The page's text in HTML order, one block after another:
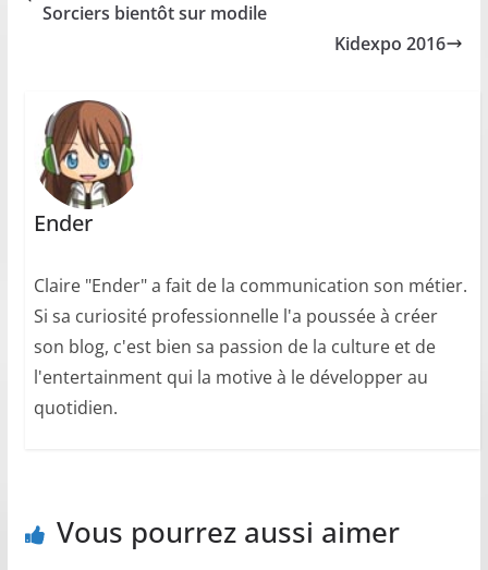
Sorciers bientôt sur modile
Kidexpo 2016
Ender
Claire "Ender" a fait de la communication son métier.
Si sa curiosité professionnelle l'a poussée à créer
son blog, c'est bien sa passion de la culture et de
l'entertainment qui la motive à le développer au
quotidien.
Vous pourrez aussi aimer